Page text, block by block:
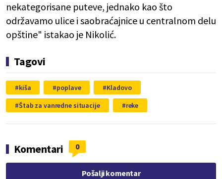
nekategorisane puteve, jednako kao što
održavamo ulice i saobraćajnice u centralnom delu
opštine" istakao je Nikolić.
Tagovi
kiša poplave
Kladovo
Štab za vanredne situacije
reke
Komentari 0
Pošalji komentar